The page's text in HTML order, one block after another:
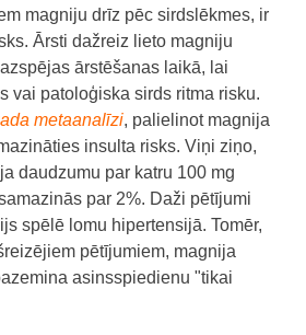
magniju drīz pēc sirdslēkmes, ir
Ārsti dažreiz lieto magniju
ārstēšanas laikā, lai
vai patoloģiska sirds ritma risku.
metaanalīzi, palielinot magnija
insulta risks. Viņi ziņo,
daudzumu par katru 100 mg
par 2%. Daži pētījumi
spēlē lomu hipertensijā. Tomēr,
pētījumiem, magnija
asinsspiedienu "tikai